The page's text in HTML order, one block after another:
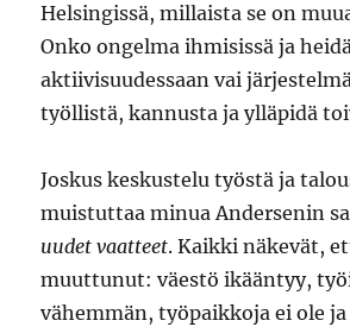
Helsingissä, millaista se on
Onko ongelma ihmisissä ja
aktiivisuudessaan vai
työllistä, kannusta ja ylläpidä
Joskus keskustelu työstä ja
muistuttaa minua Andersenin
uudet vaatteet. Kaikki näkevät,
muuttunut: väestö ikääntyy,
vähemmän, työpaikkoja ei ole ja